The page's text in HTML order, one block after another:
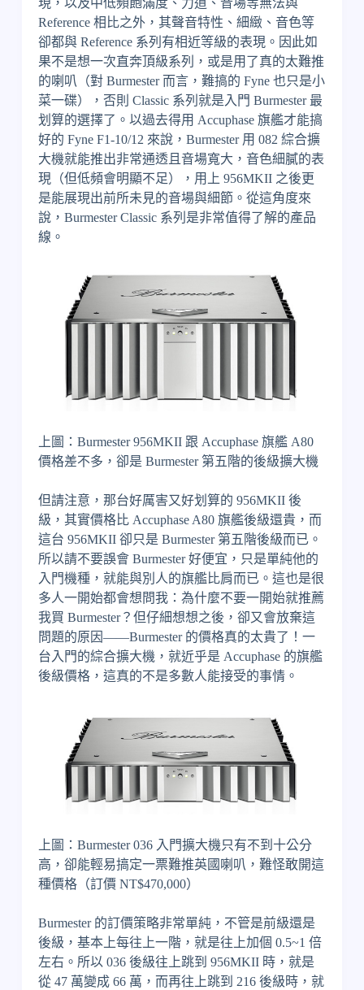
現，以及中低頻飽滿度、力道、音場等無法與
Reference 相比之外，其聲音特性、細緻、音色等
卻都與 Reference 系列有相近等級的表現。因此如
果不是想一次直奔頂級系列，或是用了真的太難推
的喇叭（對 Burmester 而言，難搞的 Fyne 也只是小
菜一碟），否則 Classic 系列就是入門 Burmester 最
划算的選擇了。以過去得用 Accuphase 旗艦才能搞
好的 Fyne F1-10/12 來說，Burmester 用 082 綜合擴
大機就能推出非常通透且音場寬大，音色細膩的表
現（但低頻會明顯不足），用上 956MKII 之後更
是能展現出前所未見的音場與細節。從這角度來
說，Burmester Classic 系列是非常值得了解的產品
線。
上圖：Burmester 956MKII 跟 Accuphase 旗艦 A80
價格差不多，卻是 Burmester 第五階的後級擴大機
但請注意，那台好厲害又好划算的 956MKII 後
級，其實價格比 Accuphase A80 旗艦後級還貴，而
這台 956MKII 卻只是 Burmester 第五階後級而已。
所以請不要誤會 Burmester 好便宜，只是單純他的
入門機種，就能與別人的旗艦比肩而已。這也是很
多人一開始都會想問我：為什麼不要一開始就推薦
我買 Burmester？但仔細想想之後，卻又會放棄這
問題的原因——Burmester 的價格真的太貴了！一
台入門的綜合擴大機，就近乎是 Accuphase 的旗艦
後級價格，這真的不是多數人能接受的事情。
上圖：Burmester 036 入門擴大機只有不到十公分
高，卻能輕易搞定一票難推英國喇叭，難怪敢開這
種價格（訂價 NT$470,000）
Burmester 的訂價策略非常單純，不管是前級還是
後級，基本上每往上一階，就是往上加個 0.5~1 倍
左右。所以 036 後級往上跳到 956MKII 時，就是
從 47 萬變成 66 萬，而再往上跳到 216 後級時，就